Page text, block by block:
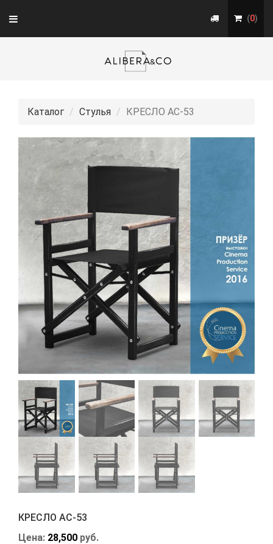
Toggle
navigation
(0)
Каталог Стулья КРЕСЛО АС-53
КРЕСЛО АС-53
Цена: 28,500 руб.